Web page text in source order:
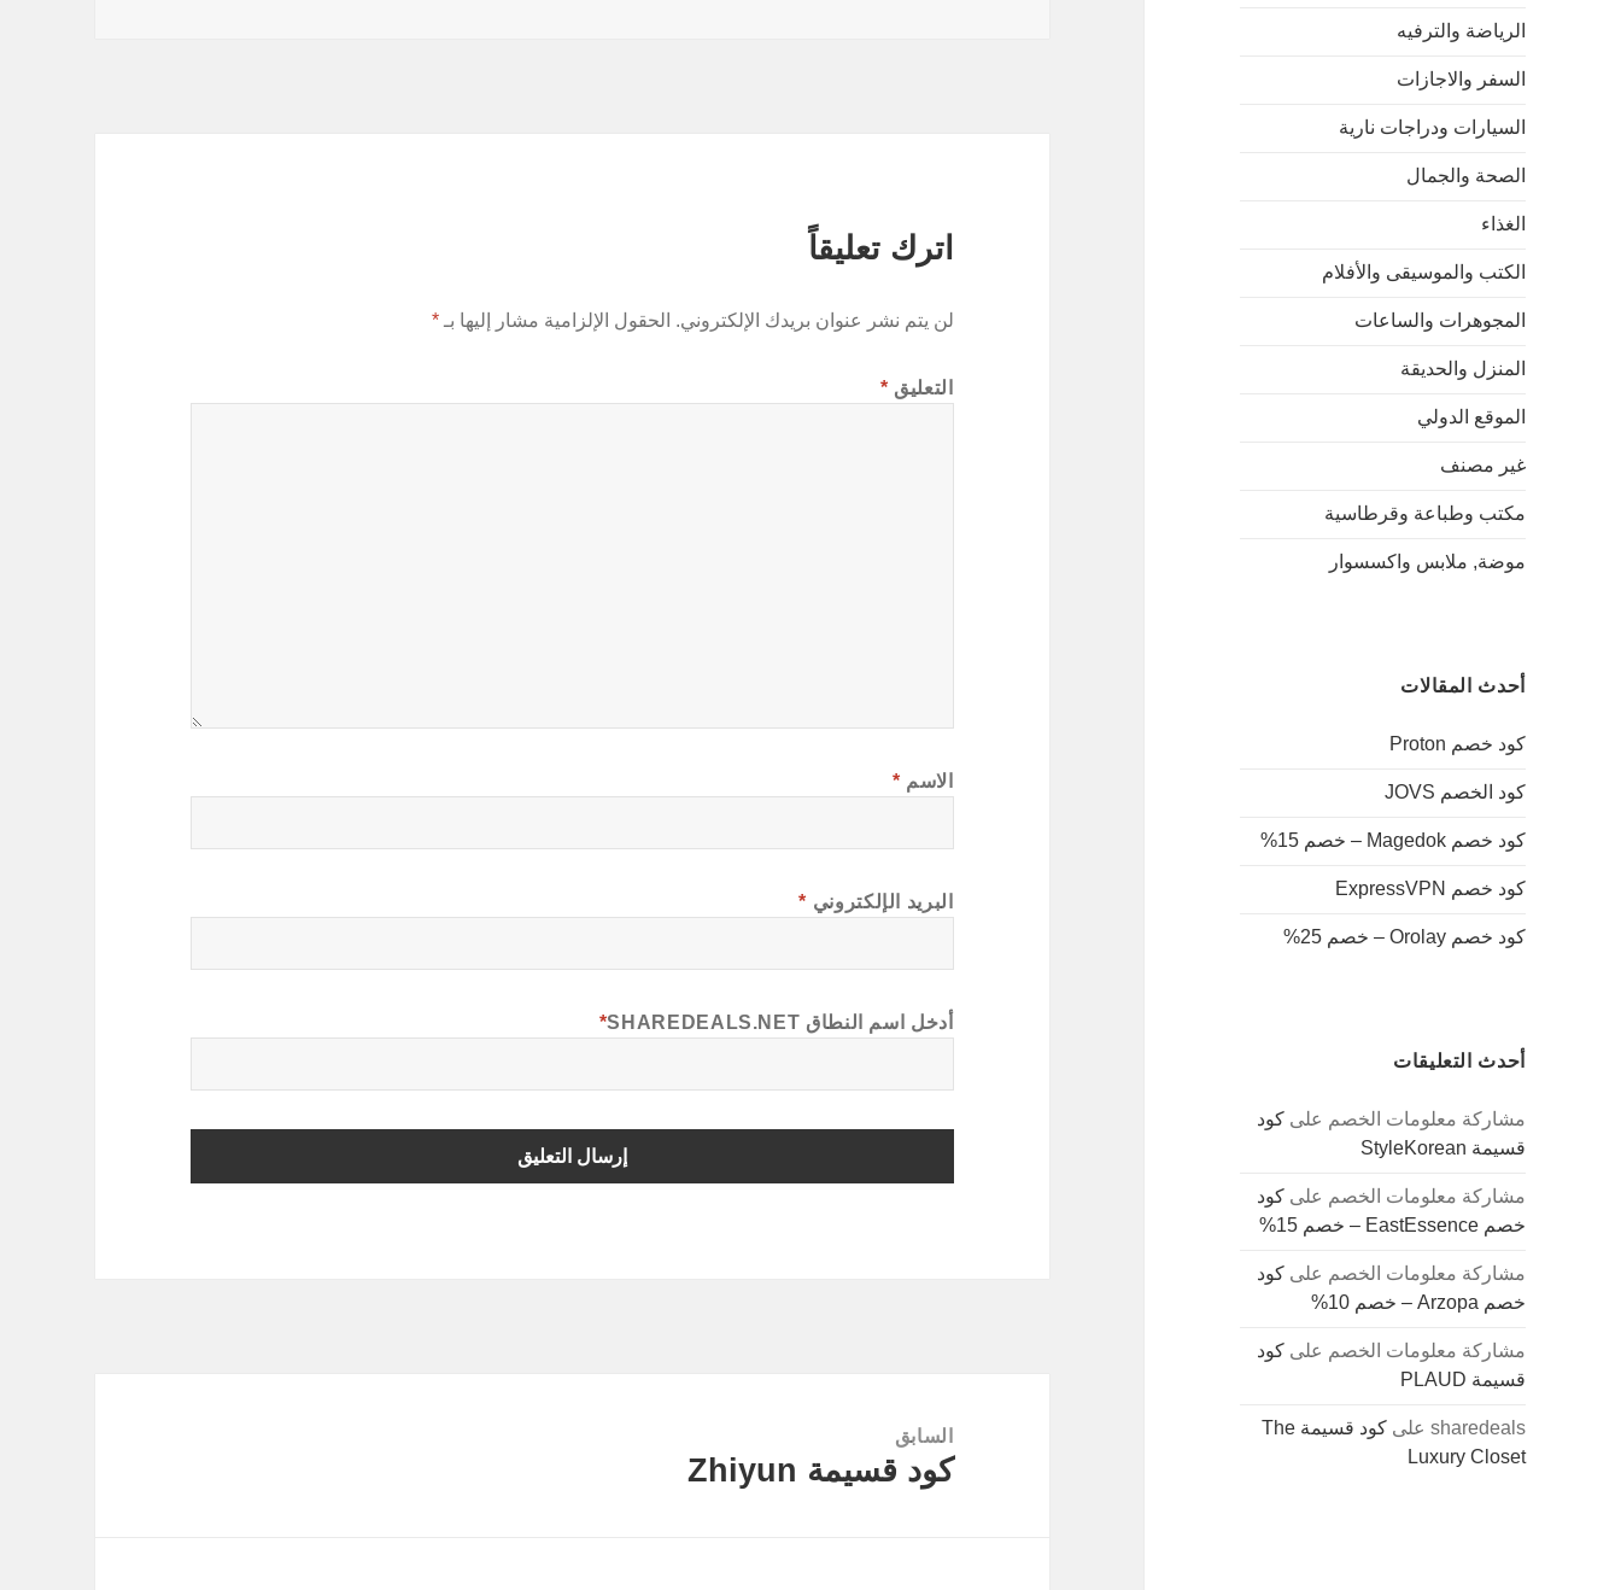
الرياضة والترفيه
السفر والاجازات
السيارات ودراجات نارية
الصحة والجمال
الغذاء
الكتب والموسيقى والأفلام
المجوهرات والساعات
المنزل والحديقة
الموقع الدولي
غير مصنف
مكتب وطباعة وقرطاسية
موضة, ملابس واكسسوار
أحدث المقالات
كود خصم Proton
كود الخصم JOVS
كود خصم Magedok – خصم 15%
كود خصم ExpressVPN
كود خصم Orolay – خصم 25%
أحدث التعليقات
مشاركة معلومات الخصم علىكود
قسيمة StyleKorean
مشاركة معلومات الخصم علىكود
خصم EastEssence – خصم 15%
مشاركة معلومات الخصم علىكود
خصم Arzopa – خصم 10%
مشاركة معلومات الخصم علىكود
قسيمة PLAUD
sharedeals على
كود قسيمة The
Luxury Closet
اترك تعليقاً
لن يتم نشر عنوان بريدك الإلكتروني. الحقول الإلزامية مشار إليها بـ*
التعليق *
الاسم *
البريد الإلكتروني *
أدخل اسم النطاق SHAREDEALS.NET *
السابق
المقالة
كود قسيمة Zhiyun